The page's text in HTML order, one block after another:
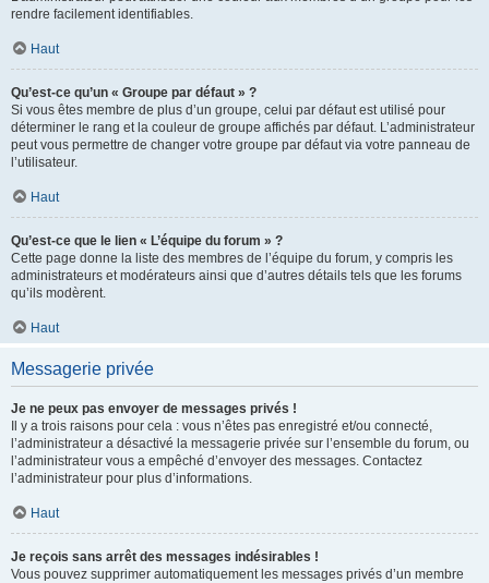
rendre facilement identifiables.
Haut
Qu’est-ce qu’un « Groupe par défaut » ?
Si vous êtes membre de plus d’un groupe, celui par défaut est utilisé pour
déterminer le rang et la couleur de groupe affichés par défaut. L’administrateur
peut vous permettre de changer votre groupe par défaut via votre panneau de
l’utilisateur.
Haut
Qu’est-ce que le lien « L’équipe du forum » ?
Cette page donne la liste des membres de l’équipe du forum, y compris les
administrateurs et modérateurs ainsi que d’autres détails tels que les forums
qu’ils modèrent.
Haut
Messagerie privée
Je ne peux pas envoyer de messages privés !
Il y a trois raisons pour cela : vous n’êtes pas enregistré et/ou connecté,
l’administrateur a désactivé la messagerie privée sur l’ensemble du forum, ou
l’administrateur vous a empêché d’envoyer des messages. Contactez
l’administrateur pour plus d’informations.
Haut
Je reçois sans arrêt des messages indésirables !
Vous pouvez supprimer automatiquement les messages privés d’un membre